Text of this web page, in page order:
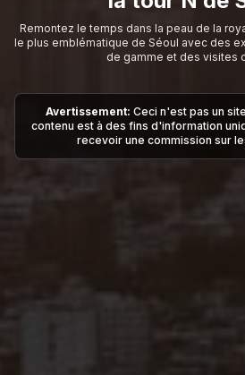
Remontez le temps dans la peau de la
le plus emblématique de Séoul avec des
de gamme et des visites
Avertissement: Ceci n'est pas un
contenu est à des fins d'information
recevoir une commission sur